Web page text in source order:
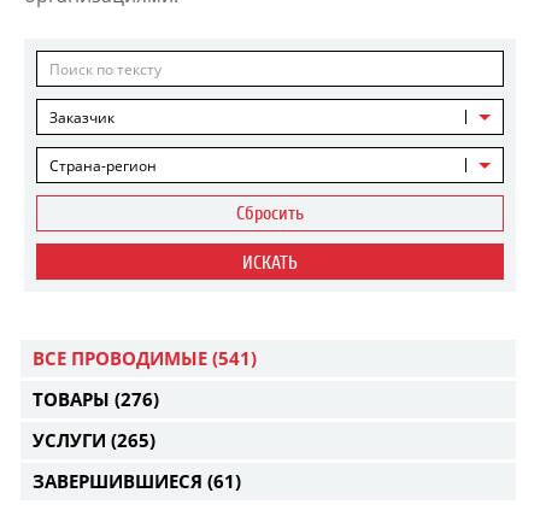
Заказчик
Страна-регион
Сбросить
ИСКАТЬ
ВСЕ ПРОВОДИМЫЕ (541)
ТОВАРЫ (276)
УСЛУГИ (265)
ЗАВЕРШИВШИЕСЯ (61)